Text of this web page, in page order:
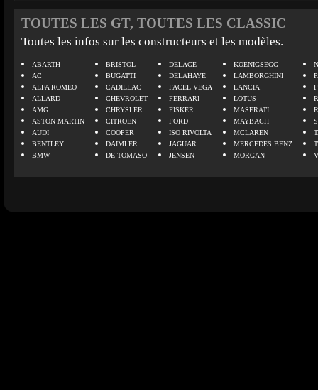
TOUTES LES GT, TOUTES LES CLASSIC
Toutes les infos sur les constructeurs et les modèles.
ABARTH
AC
ALFA ROMEO
ALLARD
AMG
ASTON MARTIN
AUDI
BENTLEY
BMW
BRISTOL
BUGATTI
CADILLAC
CHEVROLET
CHRYSLER
CITROEN
COOPER
DAIMLER
DE TOMASO
DELAGE
DELAHAYE
FACEL VEGA
FERRARI
FISKER
FORD
ISO RIVOLTA
JAGUAR
JENSEN
KOENIGSEGG
LAMBORGHINI
LANCIA
LOTUS
MASERATI
MAYBACH
MCLAREN
MERCEDES BENZ
MORGAN